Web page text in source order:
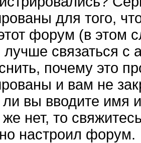
для того,
форум (в этом
лучше связаться
почему это
и вам не
ли вы вводите
нет, то
настроил форум.